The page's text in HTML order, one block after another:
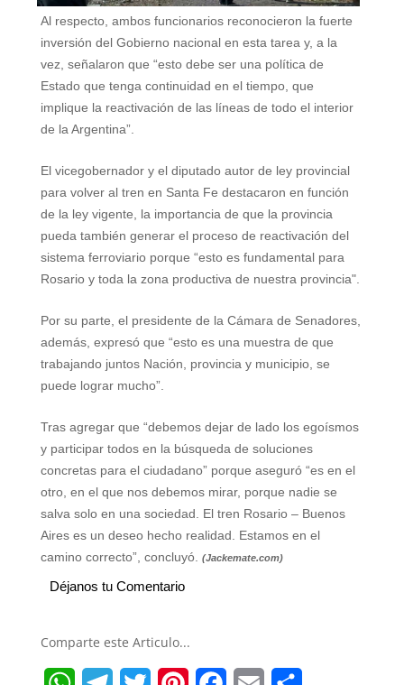
Al respecto, ambos funcionarios reconocieron la fuerte
inversión del Gobierno nacional en esta tarea y, a la
vez, señalaron que “esto debe ser una política de
Estado que tenga continuidad en el tiempo, que
implique la reactivación de las líneas de todo el interior
de la Argentina”.
El vicegobernador y el diputado autor de ley provincial
para volver al tren en Santa Fe destacaron en función
de la ley vigente, la importancia de que la provincia
pueda también generar el proceso de reactivación del
sistema ferroviario porque “esto es fundamental para
Rosario y toda la zona productiva de nuestra provincia".
Por su parte, el presidente de la Cámara de Senadores,
además, expresó que “esto es una muestra de que
trabajando juntos Nación, provincia y municipio, se
puede lograr mucho”.
Tras agregar que “debemos dejar de lado los egoísmos
y participar todos en la búsqueda de soluciones
concretas para el ciudadano” porque aseguró “es en el
otro, en el que nos debemos mirar, porque nadie se
salva solo en una sociedad. El tren Rosario – Buenos
Aires es un deseo hecho realidad. Estamos en el
camino correcto”, concluyó.
(Jackemate.com)
Déjanos tu Comentario
Comparte este Articulo...